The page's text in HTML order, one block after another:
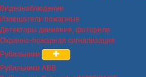
Видеонаблюдение
Извещатели пожарные
Детекторы движения, фотореле
Охранно-пожарная сигнализация
Рубильники
Рубильники ABB